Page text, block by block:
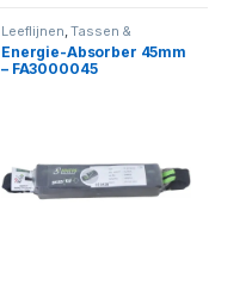
Leeflijnen ,Tassen &
Accessoires Valbeveiliging
Energie-Absorber 45mm
– FA3000045